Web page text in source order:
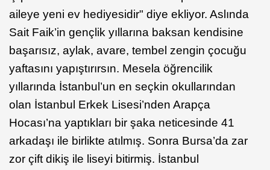
aileye yeni ev hediyesidir" diye ekliyor. Aslında
Sait Faik’in gençlik yıllarına baksan kendisine
başarısız, aylak, avare, tembel zengin çocuğu
yaftasını yapıştırırsın. Mesela öğrencilik
yıllarında İstanbul’un en seçkin okullarından
olan İstanbul Erkek Lisesi’nden Arapça
Hocası’na yaptıkları bir şaka neticesinde 41
arkadaşı ile birlikte atılmış. Sonra Bursa’da zar
zor çift dikiş ile liseyi bitirmiş. İstanbul